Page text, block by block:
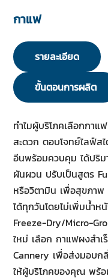
กาแฟ
รายละเอียด
ขั้นตอนการผลิต
ทำไมผู้บริโภคเลือกกา
สะดวก ตอบโจทย์ไลฟ์ส
อีนพร้อมควบคุม ได้ปริ
ผันผวน ปรับเป็นสูตร
หรือวิตามิน เพื่อสุขภาพ
ได้ทุกวันโดยไม่เพิ่มน้ำ
Freeze-Dry/Micro-
ใหม่ เลือก กาแฟผงสำเ
Cannery เพื่อส่งมอบ
ให้ผู้บริโภคของคุณ พร้อ